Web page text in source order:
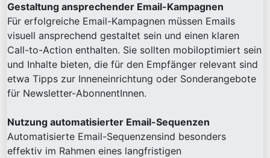
Gestaltung ansprechender Email-Kampagnen
Für erfolgreiche Email-Kampagnen müssen Emails
visuell ansprechend gestaltet sein und einen klaren
Call-to-Action enthalten. Sie sollten mobiloptimiert sein
und Inhalte bieten, die für den Empfänger relevant sind
etwa Tipps zur Inneneinrichtung oder Sonderangebote
für Newsletter-AbonnentInnen.
Nutzung automatisierter Email-Sequenzen
Automatisierte Email-Sequenzensind besonders
effektiv im Rahmen eines langfristigen